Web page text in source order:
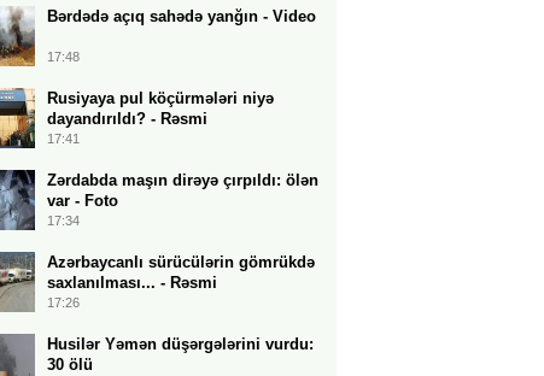
Bərdədə açıq sahədə yanğın - Video
17:48
Rusiyaya pul köçürmələri niyə
dayandırıldı? - Rəsmi
17:41
Zərdabda maşın dirəyə çırpıldı: ölən
var - Foto
17:34
Azərbaycanlı sürücülərin gömrükdə
saxlanılması... - Rəsmi
17:26
Husilər Yəmən düşərgələrini vurdu:
30 ölü